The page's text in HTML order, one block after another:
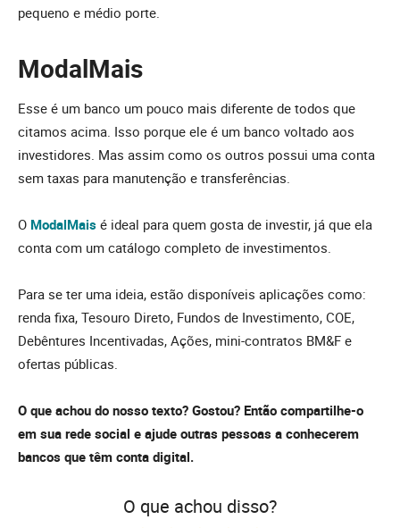
pequeno e médio porte.
ModalMais
Esse é um banco um pouco mais diferente de todos que
citamos acima. Isso porque ele é um banco voltado aos
investidores. Mas assim como os outros possui uma conta
sem taxas para manutenção e transferências.
O ModalMais é ideal para quem gosta de investir, já que ela
conta com um catálogo completo de investimentos.
Para se ter uma ideia, estão disponíveis aplicações como:
renda fixa, Tesouro Direto, Fundos de Investimento, COE,
Debêntures Incentivadas, Ações, mini-contratos BM&F e
ofertas públicas.
O que achou do nosso texto? Gostou? Então compartilhe-o
em sua rede social e ajude outras pessoas a conhecerem
bancos que têm conta digital.
O que achou disso?